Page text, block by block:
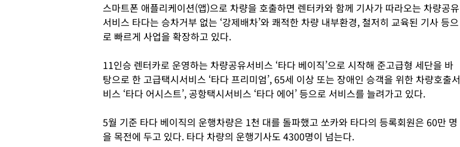
스마트폰 애플리케이션(앱)으로 차량을 호출하면 렌터카와 함께 기사가 따라오는 차량공유
서비스 타다는 승차거부 없는 ‘강제배차’와 쾌적한 차량 내부환경, 철저히 교육된 기사 등으
로 빠르게 사업을 확장하고 있다.
11인승 렌터카로 운영하는 차량공유서비스 ‘타다 베이직’으로 시작해 준고급형 세단을 바
탕으로 한 고급택시서비스 ‘타다 프리미엄’, 65세 이상 또는 장애인 승객을 위한 차량호출서
비스 ‘타다 어시스트’, 공항택시서비스 ‘타다 에어’ 등으로 서비스를 늘려가고 있다.
5월 기준 타다 베이직의 운행차량은 1천 대를 돌파했고 쏘카와 타다의 등록회원은 60만 명
을 목전에 두고 있다. 타다 차량의 운행기사도 4300명이 넘는다.